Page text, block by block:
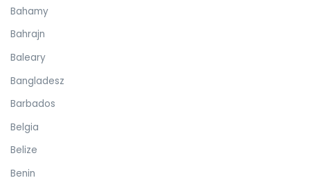
Bahamy
Bahrajn
Baleary
Bangladesz
Barbados
Belgia
Belize
Benin